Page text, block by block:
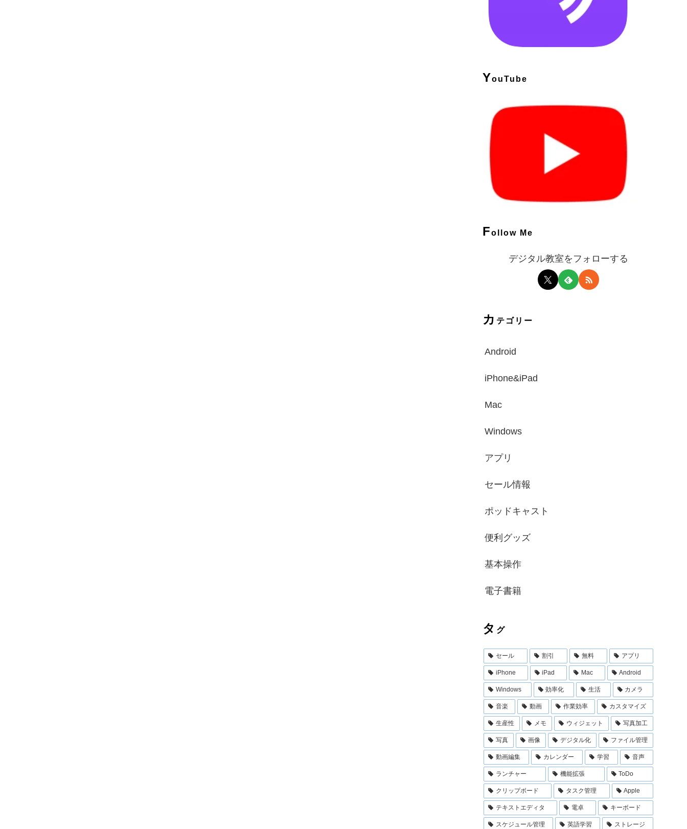
YouTube
Follow Me
デジタル教室をフォローする
カ テゴリー
Android
iPhone&iPad
Mac
Windows
アプリ
セール情報
ポッドキャスト
便利グッズ
基本操作
電子書籍
タ グ
セール 割引 無料 アプリ
iPhone iPad Mac Android
Windows 効率化 生活 カメラ
音楽 動画 作業効率 カスタマイズ
生産性 メモ ウィジェット 写真加工
写真 画像 デジタル化 ファイル管理
動画編集 カレンダー 学習 音声
ランチャー 機能拡張 ToDo
クリップボード タスク管理 Apple
テキストエディタ 電卓 キーボード
スケジュール管理 英語学習 ストレージ